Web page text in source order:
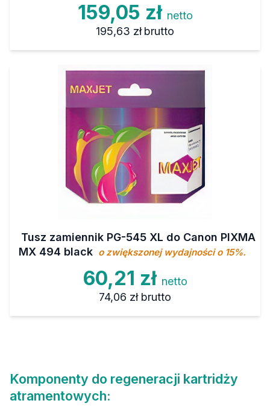
159,05 zł netto
195,63 zł brutto
Tusz zamiennik PG-545 XL do Canon PIXMA
MX 494 black o zwiększonej wydajności o 15%.
60,21 zł netto
74,06 zł brutto
Komponenty do regeneracji kartridży
atramentowych: